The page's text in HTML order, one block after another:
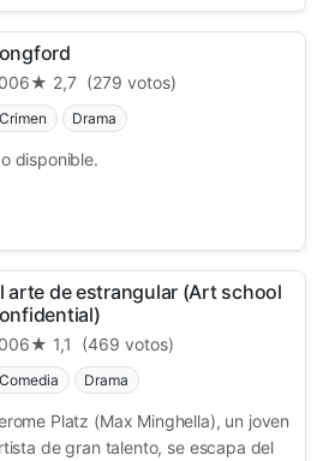
★ 2,7 (279 votos)
Crimen Drama
disponible.
arte de estrangular (Art school
★ 1,1 (469 votos)
Comedia Drama
Platz (Max Minghella), un joven
de gran talento, se escapa del